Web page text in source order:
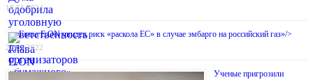
18.11.2024
Глава E.ON увидел риск «раскола ЕС» в случае эмбарго на российский газ»/>
22.04.2022
Ученые пригрозили